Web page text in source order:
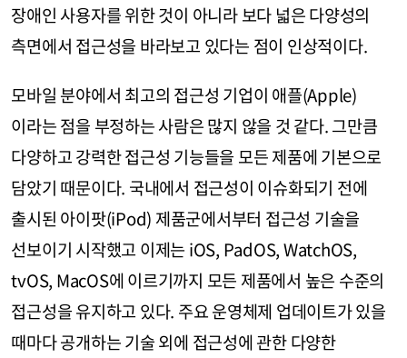
장애인 사용자를 위한 것이 아니라 보다 넓은 다양성의
측면에서 접근성을 바라보고 있다는 점이 인상적이다.
모바일 분야에서 최고의 접근성 기업이 애플(Apple)
이라는 점을 부정하는 사람은 많지 않을 것 같다. 그만큼
다양하고 강력한 접근성 기능들을 모든 제품에 기본으로
담았기 때문이다. 국내에서 접근성이 이슈화되기 전에
출시된 아이팟(iPod) 제품군에서부터 접근성 기술을
선보이기 시작했고 이제는 iOS, PadOS, WatchOS,
tvOS, MacOS에 이르기까지 모든 제품에서 높은 수준의
접근성을 유지하고 있다. 주요 운영체제 업데이트가 있을
때마다 공개하는 기술 외에 접근성에 관한 다양한